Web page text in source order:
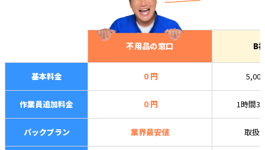
不用品の窓口 B
基本料金 ０円
作業員追加料金 ０円 1時間
パックプラン 業界最安値 取扱